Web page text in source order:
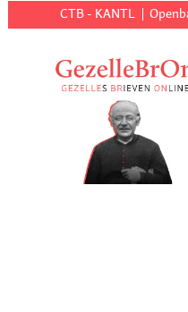
CTB - KANTL